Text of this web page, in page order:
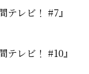
が
リ
テレビ！ #7』
レビ！ #10』